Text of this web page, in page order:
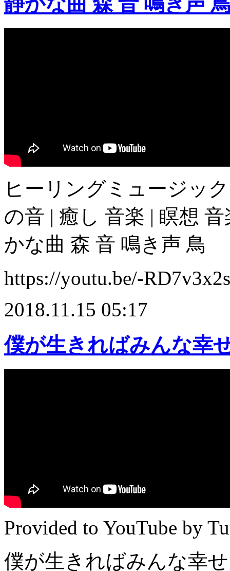
ヒーリングミュージッ
の音 | 癒し 音楽 | 瞑想
かな曲 森 音 鳴き声 鳥
https://youtu.be/-
2018.11.15 05:17
僕が生きればみんな幸
Provided to YouTube by
僕が生きればみんな幸せ